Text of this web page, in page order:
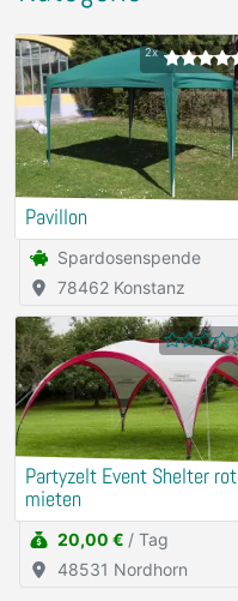
2x
Pavillon
Spardosenspende
78462 Konstanz
Partyzelt Event Shelter rot
mieten
20,00 € / Tag
48531 Nordhorn